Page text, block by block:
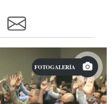
FOTOGALERÍA